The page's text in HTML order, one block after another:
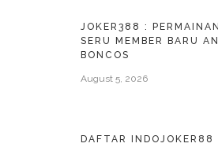
JOKER388 :
SERU MEMBER BARU
BONCOS
August 5, 2026
DAFTAR INDOJOKER88